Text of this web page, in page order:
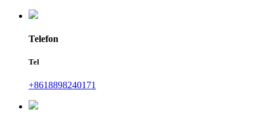
Telefon
Tel
+8618898240171